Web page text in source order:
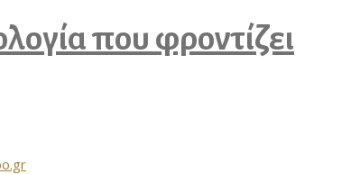
που φροντίζει